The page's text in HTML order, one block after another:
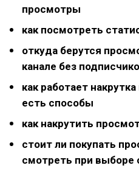
просмотры
как посмотреть
откуда берутся
канале без
как работает
есть способы
как накрутить
стоит ли покупать
смотреть при выборе